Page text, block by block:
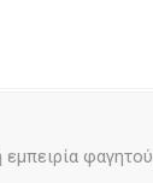
φαγητού.